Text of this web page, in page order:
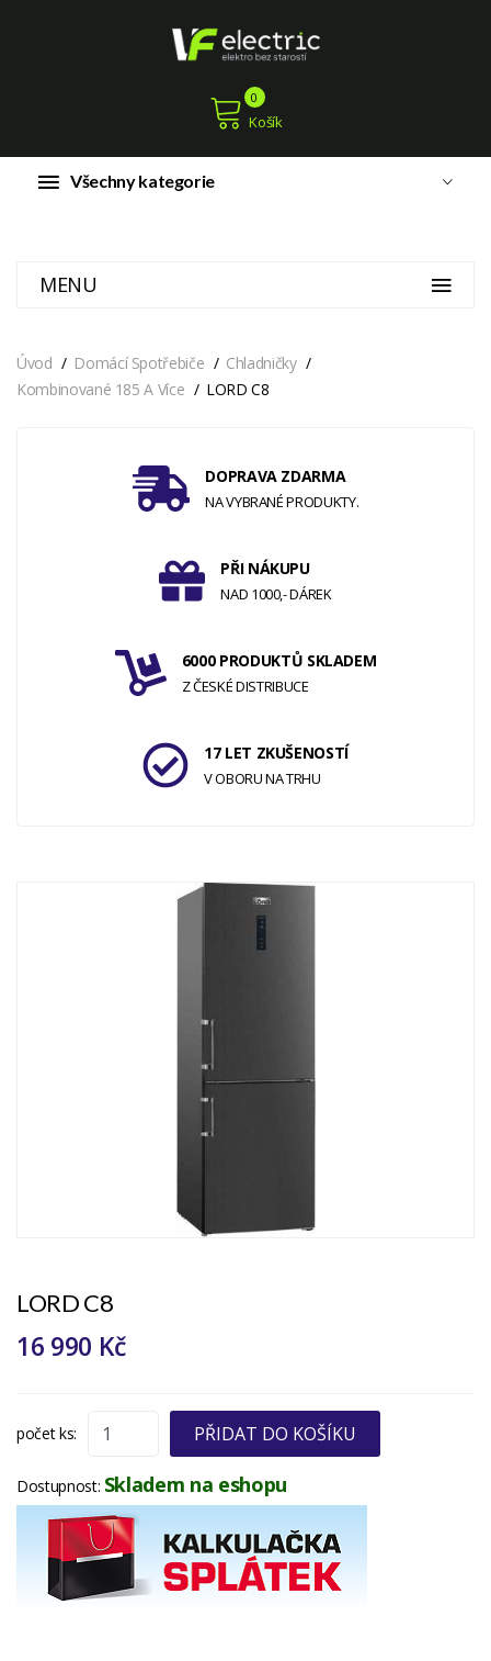
Košík
0
Všechny kategorie
MENU
Úvod Domácí Spotřebiče
Chladničky
Kombinované 185 A Více
LORD C8
DOPRAVA ZDARMA
NA VYBRANÉ PRODUKTY.
PŘI NÁKUPU
NAD 1000,- DÁREK
6000 PRODUKTŮ SKLADEM
Z ČESKÉ DISTRIBUCE
17 LET ZKUŠENOSTÍ
V OBORU NA TRHU
LORD C8
16 990 Kč
počet ks: PŘIDAT DO KOŠÍKU
Dostupnost: Skladem na eshopu